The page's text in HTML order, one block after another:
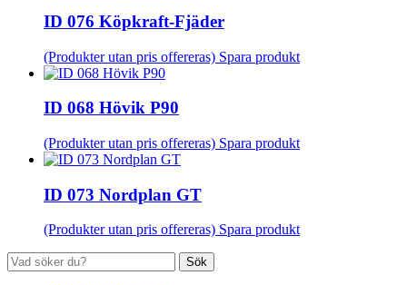
ID 076 Köpkraft-Fjäder
(Produkter utan pris offereras) Spara produkt
ID 068 Hövik P90
(Produkter utan pris offereras) Spara produkt
ID 073 Nordplan GT
(Produkter utan pris offereras) Spara produkt
Sök